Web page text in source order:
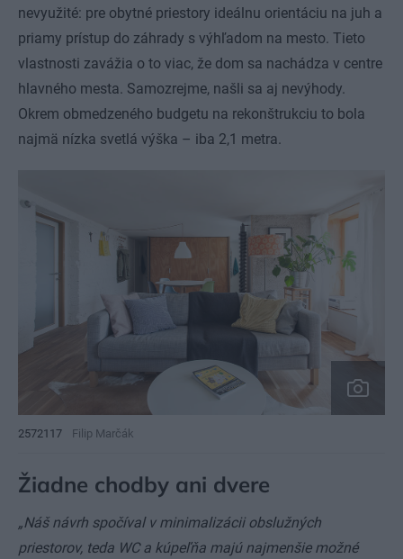
nevyužité: pre obytné priestory ideálnu orientáciu na juh a
priamy prístup do záhrady s výhľadom na mesto. Tieto
vlastnosti zavážia o to viac, že dom sa nachádza v centre
hlavného mesta. Samozrejme, našli sa aj nevýhody.
Okrem obmedzeného budgetu na rekonštrukciu to bola
najmä nízka svetlá výška – iba 2,1 metra.
2572117 Filip Marčák
Žiadne chodby ani dvere
„Náš návrh spočíval v minimalizácii obslužných
priestorov, teda WC a kúpeľňa majú najmenšie možné